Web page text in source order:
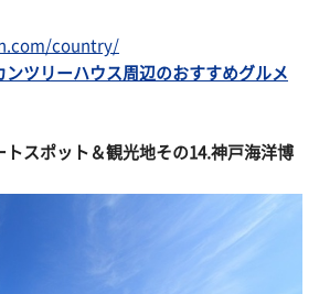
country/
ツリーハウス周辺のおすすめグルメ
トスポット＆観光地その14.神戸海洋博